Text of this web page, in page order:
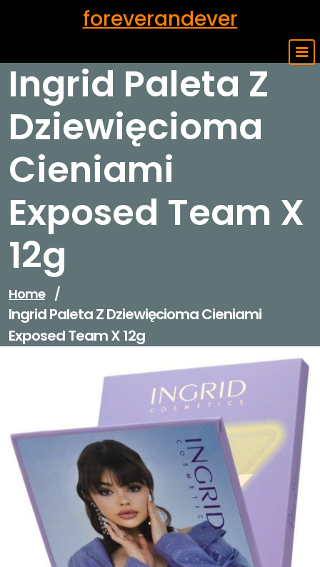
foreverandever
Ingrid Paleta Z
Dziewięcioma
Cieniami
Exposed Team X
12g
Home /
Ingrid Paleta Z Dziewięcioma Cieniami
Exposed Team X 12g